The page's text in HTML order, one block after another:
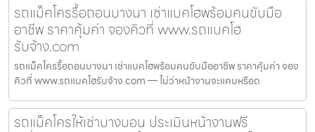
รถแม็คโครรื้อถอนบางนา เช่าแบคโฮพร้อมคนขับมือ
อาชีพ ราคาคุ้มค่า จองคิวที่ www.รถแบคโฮ
รับจ้าง.com
รถแม็คโครรื้อถอนบางนา เช่าแบคโฮพร้อมคนขับมืออาชีพ ราคาคุ้มค่า จอง
คิวที่ www.รถแบคโฮรับจ้าง.com — ไม่ว่าหน้างานจะแคบหรือด
รถแม็คโครให้เช่าบางบอน ประเมินหน้างานฟรี